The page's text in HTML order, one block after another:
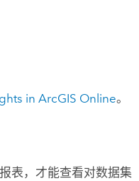
in ArcGIS Online。
表，才能查看对数据集